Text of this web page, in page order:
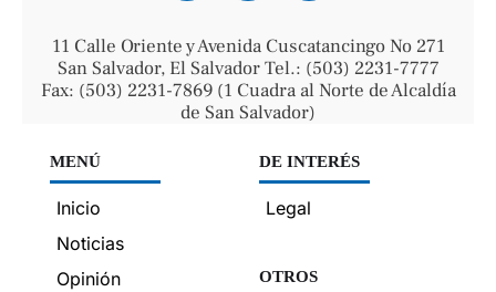
11 Calle Oriente y Avenida Cuscatancingo No 271
San Salvador, El Salvador Tel.: (503) 2231-7777
Fax: (503) 2231-7869 (1 Cuadra al Norte de Alcaldía
de San Salvador)
MENÚ
Inicio
Noticias
Opinión
DE INTERÉS
Legal
OTROS